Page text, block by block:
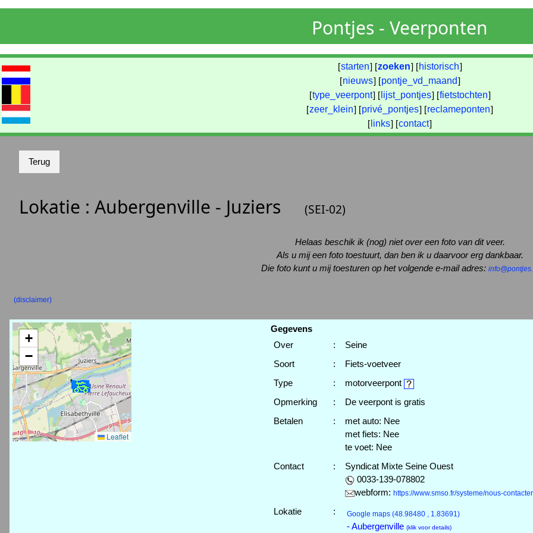
Pontjes - Veerponten
[starten] [zoeken] [ historisch]
[nieuws] [pontje_vd_maand]
[type_veerpont] [ lijst_pontjes] [fietstochten]
[zeer_klein] [privé_pontjes] [reclameponten]
[ links] [contact]
Lokatie : Aubergenville - Juziers (SEI-02)
Helaas beschik ik (nog) niet over een foto van dit veer.
Als u mij een foto toestuurt, dan ben ik u daarvoor erg dankbaar.
Die foto kunt u mij toesturen op het volgende e-mail adres:
(disclaimer)
+
−
Leaflet
Gegevens
Over
:
Seine
Soort
:
Fiets-voetveer
Type
:
motorveerpont
Opmerking
:
De veerpont is gratis
Betalen
:
met auto: Nee
met fiets: Nee
te voet: Nee
Contact
:
Syndicat Mixte Seine Ouest
0033-139-078802
webform: https://www.smso.fr/systeme/nous-
Lokatie : Google maps (48.98480 , 1.83691)
- Aubergenville (klik voor details)